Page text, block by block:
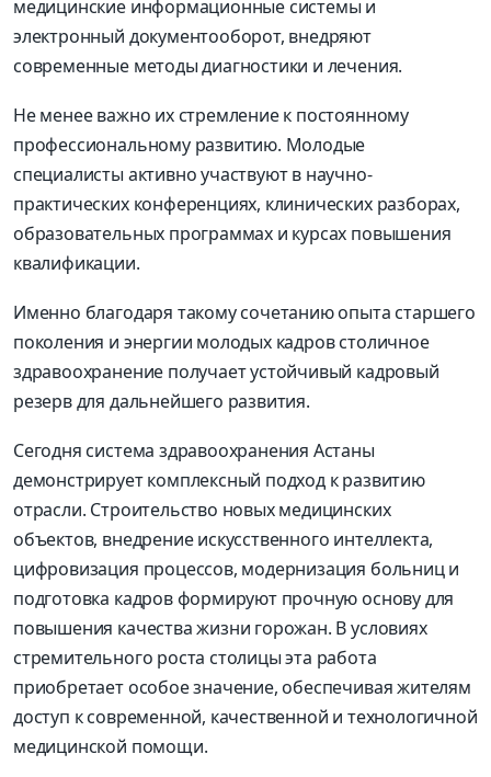
медицинские информационные системы и
электронный документооборот, внедряют
современные методы диагностики и лечения.
Не менее важно их стремление к постоянному
профессиональному развитию. Молодые
специалисты активно участвуют в научно-
практических конференциях, клинических разборах,
образовательных программах и курсах повышения
квалификации.
Именно благодаря такому сочетанию опыта старшего
поколения и энергии молодых кадров столичное
здравоохранение получает устойчивый кадровый
резерв для дальнейшего развития.
Сегодня система здравоохранения Астаны
демонстрирует комплексный подход к развитию
отрасли. Строительство новых медицинских
объектов, внедрение искусственного интеллекта,
цифровизация процессов, модернизация больниц и
подготовка кадров формируют прочную основу для
повышения качества жизни горожан. В условиях
стремительного роста столицы эта работа
приобретает особое значение, обеспечивая жителям
доступ к современной, качественной и технологичной
медицинской помощи.